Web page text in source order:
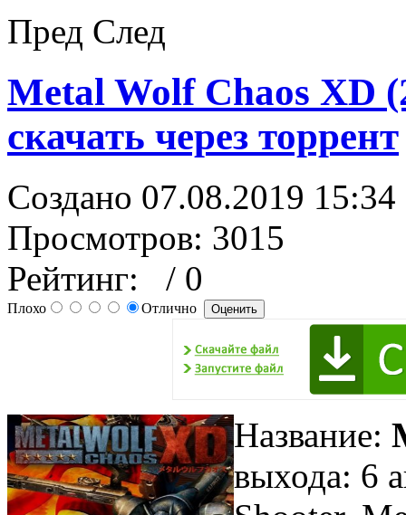
Пред След
Metal Wolf Chaos XD
скачать через торрент
Создано 07.08.2019 15:34
Просмотров: 3015
Рейтинг:
/ 0
Плохо Отлично
Название:
выхода: 6